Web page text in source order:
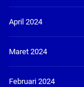
April 2024
Maret 2024
Februari 2024